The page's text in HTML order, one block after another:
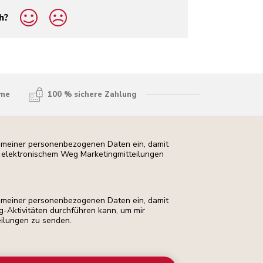
100 % sichere Zahlung
personenbezogenen Daten ein, damit
Weg Marketingmitteilungen
personenbezogenen Daten ein, damit
Aktivitäten durchführen kann, um mir
zu senden.